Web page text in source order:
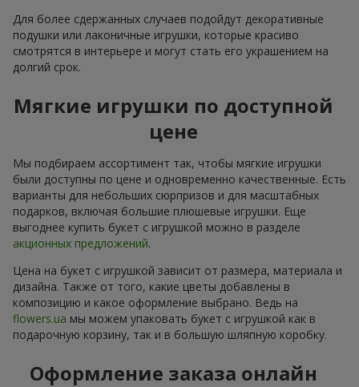
Для более сдержанных случаев подойдут декоративные
подушки или лаконичные игрушки, которые красиво
смотрятся в интерьере и могут стать его украшением на
долгий срок.
Мягкие игрушки по доступной
цене
Мы подбираем ассортимент так, чтобы мягкие игрушки
были доступны по цене и одновременно качественные. Есть
варианты для небольших сюрпризов и для масштабных
подарков, включая большие плюшевые игрушки. Еще
выгоднее купить букет с игрушкой можно в разделе
акционных предложений.
Цена на букет с игрушкой зависит от размера, материала и
дизайна. Также от того, какие цветы добавлены в
композицию и какое оформление выбрано. Ведь на
flowers.ua мы можем упаковать букет с игрушкой как в
подарочную корзину, так и в большую шляпную коробку.
Оформление заказа онлайн